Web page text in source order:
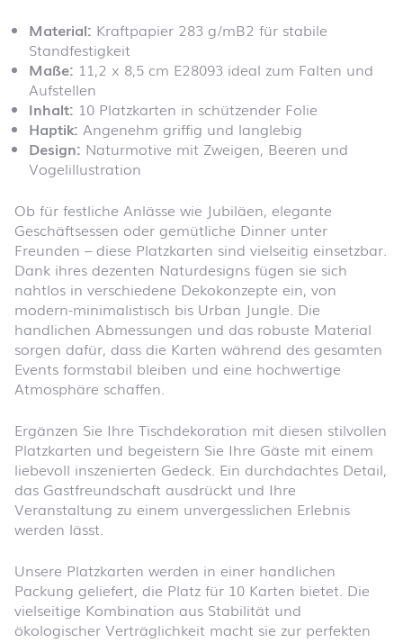
Material: Kraftpapier 283 g/mB2 für stabile
Standfestigkeit
Maße: 11,2 x 8,5 cm E28093 ideal zum Falten und
Aufstellen
Inhalt: 10 Platzkarten in schützender Folie
Haptik: Angenehm griffig und langlebig
Design: Naturmotive mit Zweigen, Beeren und
Vogelillustration
Ob für festliche Anlässe wie Jubiläen, elegante
Geschäftsessen oder gemütliche Dinner unter
Freunden – diese Platzkarten sind vielseitig einsetzbar.
Dank ihres dezenten Naturdesigns fügen sie sich
nahtlos in verschiedene Dekokonzepte ein, von
modern-minimalistisch bis Urban Jungle. Die
handlichen Abmessungen und das robuste Material
sorgen dafür, dass die Karten während des gesamten
Events formstabil bleiben und eine hochwertige
Atmosphäre schaffen.
Ergänzen Sie Ihre Tischdekoration mit diesen stilvollen
Platzkarten und begeistern Sie Ihre Gäste mit einem
liebevoll inszenierten Gedeck. Ein durchdachtes Detail,
das Gastfreundschaft ausdrückt und Ihre
Veranstaltung zu einem unvergesslichen Erlebnis
werden lässt.
Unsere Platzkarten werden in einer handlichen
Packung geliefert, die Platz für 10 Karten bietet. Die
vielseitige Kombination aus Stabilität und
ökologischer Verträglichkeit macht sie zur perfekten